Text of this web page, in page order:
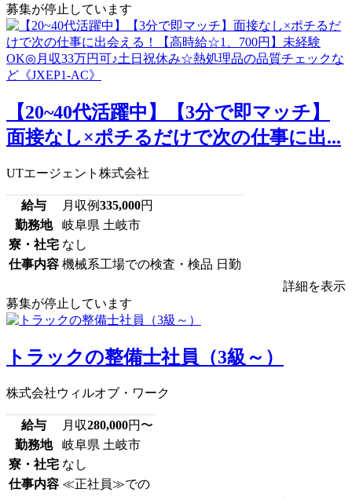
募集が停止しています
【20~40代活躍中】【3分で即マッチ】
面接なし×ポチるだけで次の仕事に出...
UTエージェント株式会社
給与 月収例335,000円
勤務地
岐阜県 土岐市
寮・社宅 なし
仕事内容 機械系工場での検査・検品 日勤
詳細を表示
募集が停止しています
トラックの整備士社員（3級～）
株式会社ウィルオブ・ワーク
給与 月収280,000円〜
勤務地
岐阜県 土岐市
寮・社宅 なし
仕事内容 ≪正社員≫での